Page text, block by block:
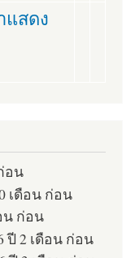
แสดง
อน
เดือน ก่อน
น ก่อน
ปี 2 เดือน ก่อน